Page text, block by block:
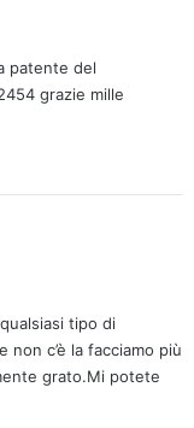
patente del
grazie mille
tipo di
c’è la facciamo più
grato.Mi potete